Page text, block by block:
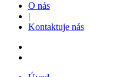
O nás
|
Kontaktuje nás